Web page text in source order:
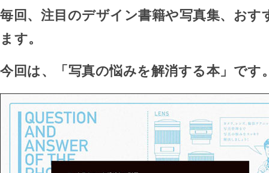
毎回、注目のデザイン書籍や写真集、おす
ます。
今回は、「写真の悩みを解消する本」です